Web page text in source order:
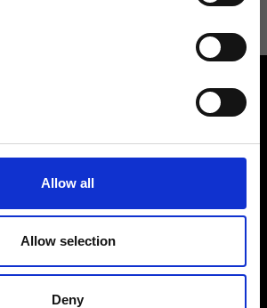
Allow all
Allow selection
Deny
Contattaci
richieste